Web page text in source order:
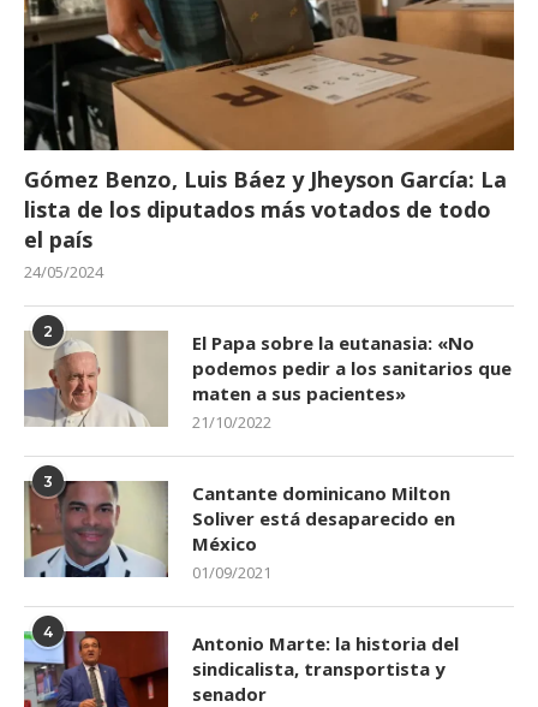
Gómez Benzo, Luis Báez y Jheyson García: La
lista de los diputados más votados de todo
el país
24/05/2024
2
El Papa sobre la eutanasia: «No
podemos pedir a los sanitarios que
maten a sus pacientes»
21/10/2022
3
Cantante dominicano Milton
Soliver está desaparecido en
México
01/09/2021
4
Antonio Marte: la historia del
sindicalista, transportista y
senador